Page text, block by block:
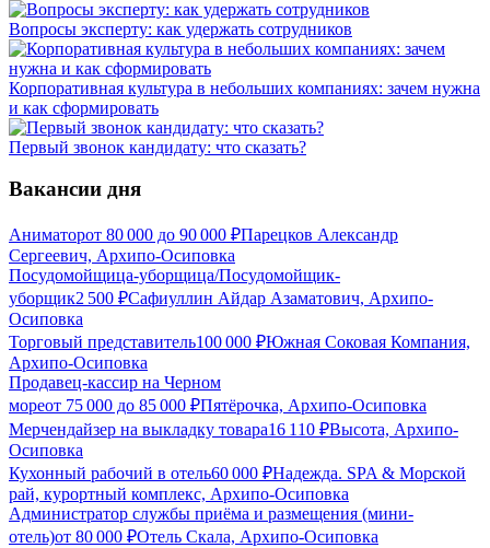
Вопросы эксперту: как удержать сотрудников
Корпоративная культура в небольших компаниях: зачем нужна
и как сформировать
Первый звонок кандидату: что сказать?
Вакансии дня
Аниматорот 80 000 до 90 000 ₽Парецков Александр
Сергеевич, Архипо-Осиповка
Посудомойщица-уборщица/Посудомойщик-
уборщик2 500 ₽Сафиуллин Айдар Азаматович, Архипо-
Осиповка
Торговый представитель100 000 ₽Южная Соковая Компания,
Архипо-Осиповка
Продавец-кассир на Черном
мореот 75 000 до 85 000 ₽Пятёрочка, Архипо-Осиповка
Мерчендайзер на выкладку товара16 110 ₽Высота, Архипо-
Осиповка
Кухонный рабочий в отель60 000 ₽Надежда. SPA & Морской
рай, курортный комплекс, Архипо-Осиповка
Администратор службы приёма и размещения (мини-
отель)от 80 000 ₽Отель Скала, Архипо-Осиповка